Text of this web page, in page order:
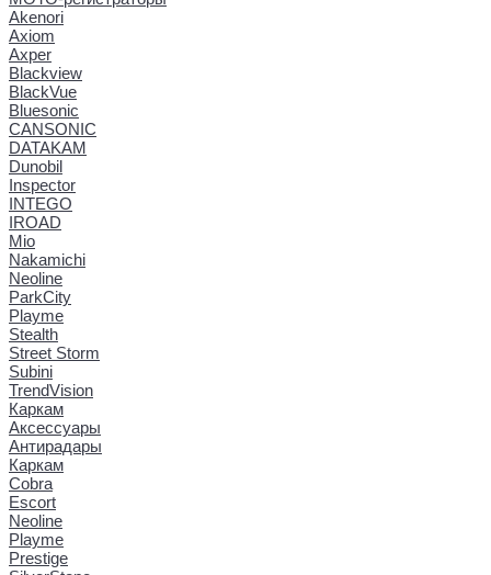
Akenori
Axiom
Axper
Blackview
BlackVue
Bluesonic
CANSONIC
DATAKAM
Dunobil
Inspector
INTEGO
IROAD
Mio
Nakamichi
Neoline
ParkCity
Playme
Stealth
Street Storm
Subini
TrendVision
Каркам
Аксессуары
Антирадары
Каркам
Cobra
Escort
Neoline
Playme
Prestige